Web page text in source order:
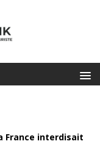
France interdisait